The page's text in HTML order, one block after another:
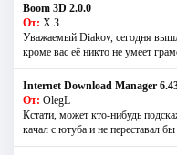
Boom 3D 2.0.0
От: Х.З.
Уважаемый Diakov, сегодня
кроме вас её никто не умеет
Internet Download Manager
От: OlegL
Кстати, может кто-нибудь
качал с ютуба и не переставал